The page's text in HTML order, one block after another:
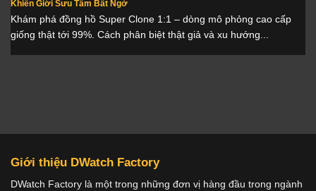
Khiến Giới Sưu Tầm Bất Ngờ
Khám phá đồng hồ Super Clone 1:1 – dòng mô phỏng cao cấp
giống thật tới 99%. Cách phân biệt thật giả và xu hướng...
Giới thiệu DWatch Factory
DWatch Factory là một trong những đơn vị hàng đầu trong ngành